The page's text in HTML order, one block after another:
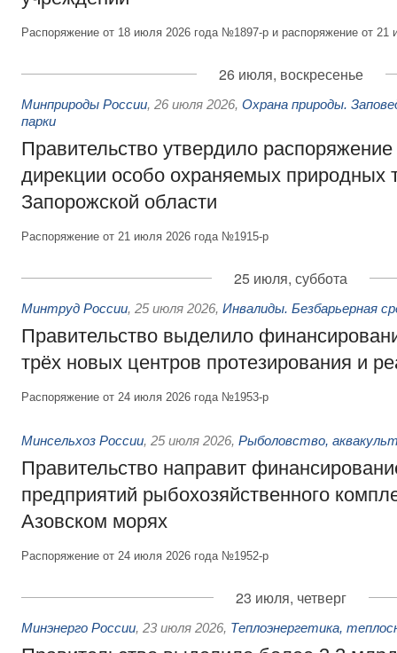
Распоряжение от 18 июля 2026 года №1897-р и распоряжение от
26 июля, воскресенье
Минприроды России, 26 июля 2026, Охрана природы.
парки
Правительство утвердило
дирекции особо охраняемых природных
Запорожской области
Распоряжение от 21 июля 2026 года №1915-р
25 июля, суббота
Минтруд России, 25 июля 2026, Инвалиды. Безбарьерная
Правительство выделило
трёх новых центров протезирования и
Распоряжение от 24 июля 2026 года №1953-р
Минсельхоз России, 25 июля 2026, Рыболовство,
Правительство направит
предприятий рыбохозяйственного
Азовском морях
Распоряжение от 24 июля 2026 года №1952-р
23 июля, четверг
Минэнерго России, 23 июля 2026, Теплоэнергетика,